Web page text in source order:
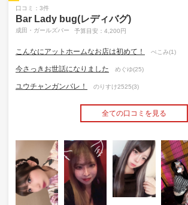
口コミ：3件
Bar Lady bug(レディバグ)
成田・ガールズバー 予算目安：4,200円
こんなにアットホームなお店は初めて！ ぺこみ(1)
今さっきお世話になりました めぐゆ(25)
ユウチャンガンバレ！ のりすけ2525(3)
全ての口コミを見る